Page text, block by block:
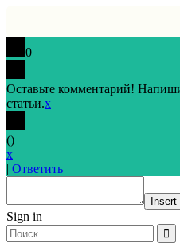
0
Оставьте комментарий!
статьи.x
()
x
| Ответить
Insert
Sign in